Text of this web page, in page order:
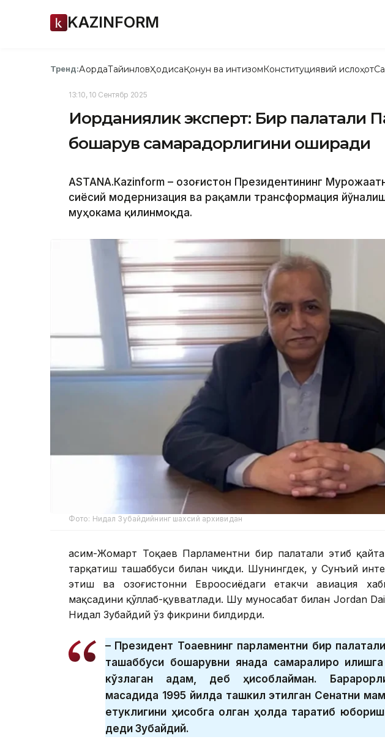
KAZINFORM
Тренд:АқордаТайинловҲодисаҚонун ва интизомКонституциявий ислоҳот
13:10, 10 Сентябр 2025
Иорданиялик эксперт: Бир палатали
бошқарув самарадорлигини оширади
ASTANА.Кazinform – Қозоғистон Президентининг
сиёсий модернизация ва рақамли трансформация
муҳокама қилинмоқда.
Фото: Нидал Зубайдийнинг шахсий архивидан
Қасим-Жомарт Тоқаев Парламентни бир палатали этиб
тарқатиш ташаббуси билан чиқди. Шунингдек, у Сунъий
этиш ва Қозоғистонни Евроосиёдаги етакчи авиация
мақсадини қўллаб-қувватлади. Шу муносабат билан Jordan
Нидал Зубайдий ўз фикрини билдирди.
– Президент Тоқаевнинг парламентни бир
ташаббуси бошқарувни янада самаралироқ қилишга
кўзлаган қадам, деб ҳисоблайман.
мақсадида 1995 йилда ташкил этилган Сенатни
етуклигини ҳисобга олган ҳолда тарқатиб юбориш
деди Зубайдий.